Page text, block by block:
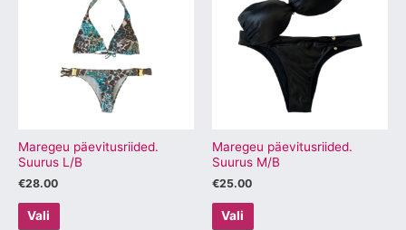
Maregeu päevitusriided.
Suurus L/B
€28.00
Vali
mitu
varianti.
Valikuid
tootelehel.
Maregeu päevitusriided.
Suurus M/B
€25.00
Vali
on
mitu
varianti.
Valikuid
tootelehel.